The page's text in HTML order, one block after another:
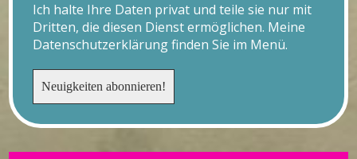
Ich halte Ihre Daten privat und teile sie nur mit
Dritten, die diesen Dienst ermöglichen. Meine
Datenschutzerklärung finden Sie im Menü.